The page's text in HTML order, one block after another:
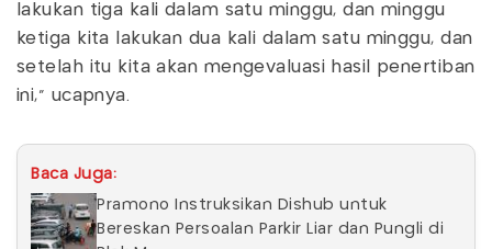
lakukan tiga kali dalam satu minggu, dan minggu
ketiga kita lakukan dua kali dalam satu minggu, dan
setelah itu kita akan mengevaluasi hasil penertiban
ini," ucapnya.
Baca Juga:
Pramono Instruksikan Dishub untuk
Bereskan Persoalan Parkir Liar dan Pungli di